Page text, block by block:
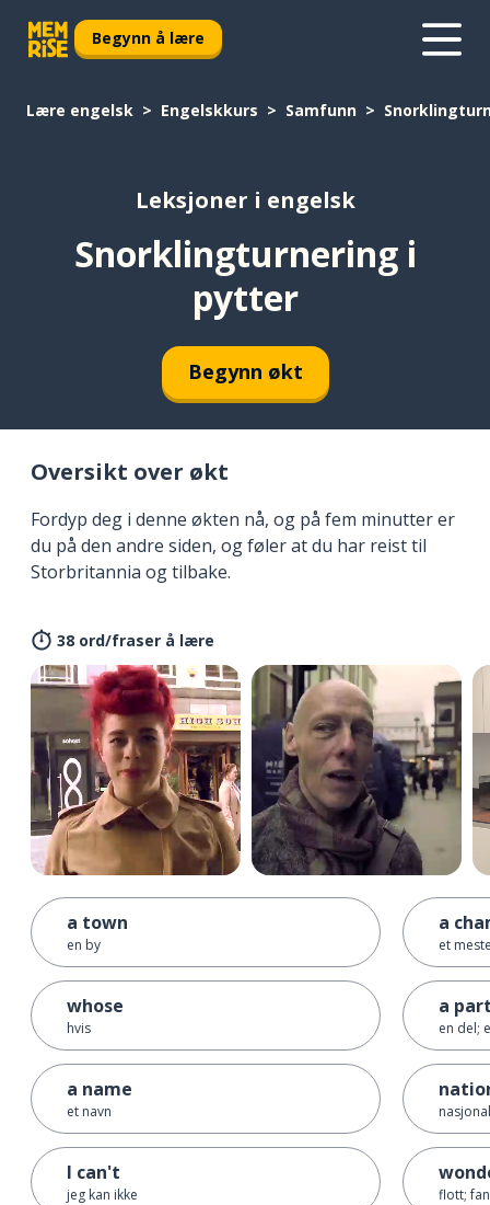
Begynn å lære
Lære engelsk Engelskkurs Samfunn
Leksjoner i engelsk
Snorklingturnering i
pytter
Begynn økt
Oversikt over økt
Fordyp deg i denne økten nå, og på fem minutter er
du på den andre siden, og føler at du har reist til
Storbritannia og tilbake.
38 ord/fraser å lære
a town
en by
whose
hvis
a name
et navn
I can't
jeg kan ikke
a
et
a
en del;
nasjonal
flott;